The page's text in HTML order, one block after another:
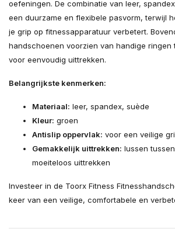
oefeningen. De combinatie van leer,
een duurzame en flexibele pasvorm, terwijl
je grip op fitnessapparatuur verbetert.
handschoenen voorzien van handige ringen
voor eenvoudig uittrekken.
Belangrijkste kenmerken:
Materiaal: leer, spandex, suède
Kleur: groen
Antislip oppervlak: voor een veilige
Gemakkelijk uittrekken: lussen
moeiteloos uittrekken
Investeer in de Toorx Fitness
keer van een veilige, comfortabele en